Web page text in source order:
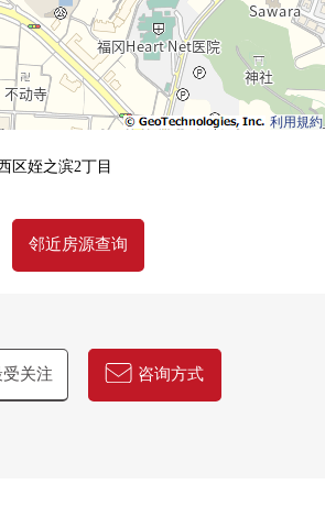
利用規約
区姪之滨2丁目
邻近房源查询
受关注 咨询方式